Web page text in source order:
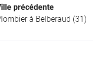
précédente
à Belberaud (31)